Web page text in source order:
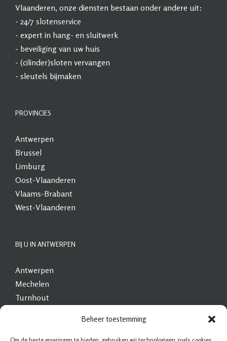
Beheer toestemming
Vlaanderen, onze diensten bestaan onder andere uit:
- 24/7 slotenservice
- expert in hang- en sluitwerk
- beveiliging van uw huis
- (cilinder)sloten vervangen
- sleutels bijmaken
PROVINCIES
Antwerpen
Brussel
Limburg
Oost-Vlaanderen
Vlaams-Brabant
West-Vlaanderen
BIJ U IN ANTWERPEN
Antwerpen
Mechelen
Turnhout
Geel